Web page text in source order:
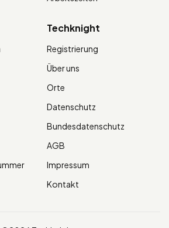
Techknight
Registrierung
Über uns
Orte
Datenschutz
Bundesdatenschutz
AGB
Impressum
Kontakt